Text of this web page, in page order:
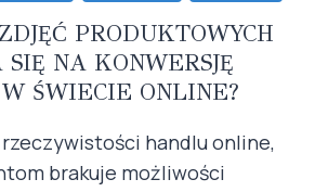
PRODUKTOWYCH
NA KONWERSJĘ
ŚWIECIE ONLINE?
handlu online,
brakuje możliwości